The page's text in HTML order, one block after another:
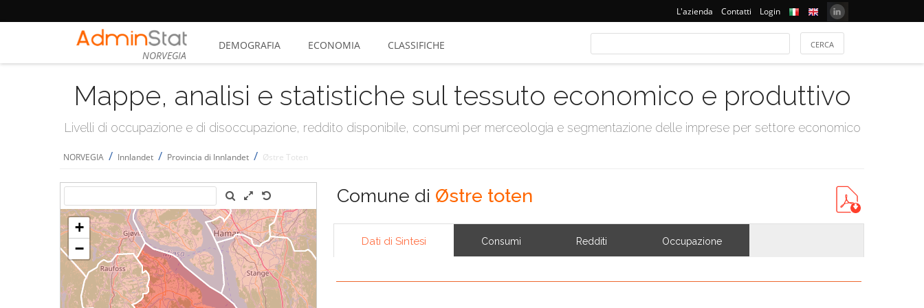
L'azienda Contatti Login
NORVEGIA
DEMOGRAFIA ECONOMIA CLASSIFICHE
Mappe, analisi e statistiche sul tessuto economico e produttivo
Livelli di occupazione e di disoccupazione, reddito disponibile, consumi per merceologia e segmentazione delle imprese per settore economico
NORVEGIA / Innlandet / Provincia di Innlandet / Østre Toten
Comune di Østre toten
Dati di Sintesi Consumi Redditi Occupazione